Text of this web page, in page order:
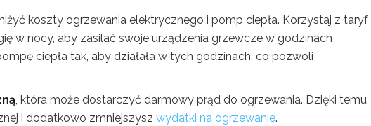
koszty ogrzewania elektrycznego i pomp ciepła. Korzystaj z taryf
w nocy, aby zasilać swoje urządzenia grzewcze w godzinach
ciepła tak, aby działała w tych godzinach, co pozwoli
, która może dostarczyć darmowy prąd do ogrzewania. Dzięki temu
i dodatkowo zmniejszysz wydatki na ogrzewanie.